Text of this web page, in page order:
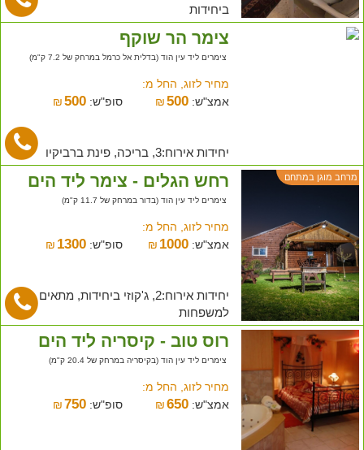
ביחידות
צימר הר שוקף
צימרים ליד עין הוד (בדלית אל כרמל במרחק של 7.2 ק"מ)
מחיר לזוג, החל מ:
אמצ"ש:
₪500 סופ"ש: ₪ 500
יחידות אירוח:3, בריכה, פינת ברביקיו
מרחב מוגן במתחם רחש הגלים - צימר ליד הים
צימרים ליד עין הוד (בדור במרחק של 11.7 ק"מ)
מחיר לזוג, החל מ:
אמצ"ש:
₪ 1000 סופ"ש: ₪ 1300
יחידות אירוח:2, ג'קוזי ביחידות, מתאים
למשפחות
רוס טוב - קיסריה ליד הים
צימרים ליד עין הוד (בקיסריה במרחק של 20.4 ק"מ)
מחיר לזוג, החל מ:
אמצ"ש:
₪650 סופ"ש: ₪ 750